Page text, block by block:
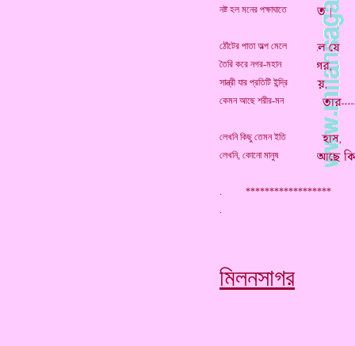
নষ্ট হল মনের পক্ষাঘাতে
ঠোঁটের পাতা অল্প মেলে
তৈরি করে নগর-মহান
সান্ত্রী যার প্রতিটি ইন্দ্রি
কেমন আছে শরীর-মন
লেখনি কিছু তেমন ইতি
লেখনি, কোনো মানুষ
. ******************
মিলনসাগর